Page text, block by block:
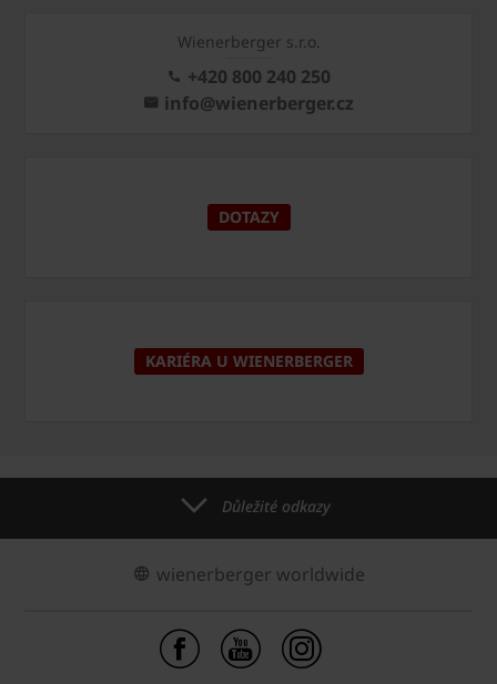
Wienerberger s.r.o.
+420 800 240 250
info@wienerberger.cz
DOTAZY
KARIÉRA U WIENERBERGER
Důležité odkazy
wienerberger worldwide